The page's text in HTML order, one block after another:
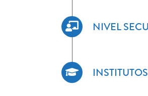
NIVEL